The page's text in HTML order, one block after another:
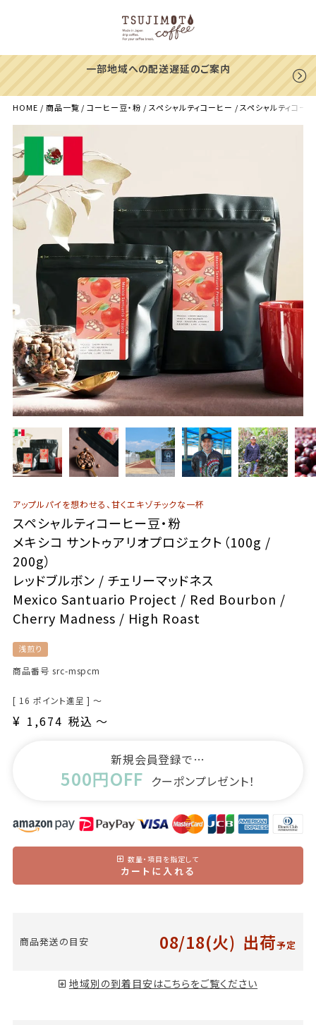
一部地域への配送遅延のご案内
HOME 商品一覧 コーヒー豆・粉 スペシャルティコーヒー スペシャルティコ
アップルパイを想わせる、甘くエキゾチックな一杯
スペシャルティコーヒー豆・粉
メキシコ サントゥアリオプロジェクト（100g /
200g）
レッドブルボン / チェリーマッドネス
Mexico Santuario Project / Red Bourbon /
Cherry Madness / High Roast
浅煎り
商品番号 src-mspcm
[ 16 ポイント進呈 ] 〜
¥ 1,674 税込 〜
新規会員登録で…
500円OFF クーポンプレゼント！
数量・項目を指定して
カートに入れる
商品発送の目安 08/18(火) 出荷予定
地域別の到着目安はこちらをご覧ください